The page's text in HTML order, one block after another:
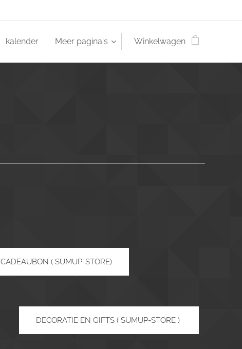
kalender Meer pagina's Winkelwagen
CADEAUBON ( SUMUP-STORE)
DECORATIE EN GIFTS ( SUMUP-STORE )